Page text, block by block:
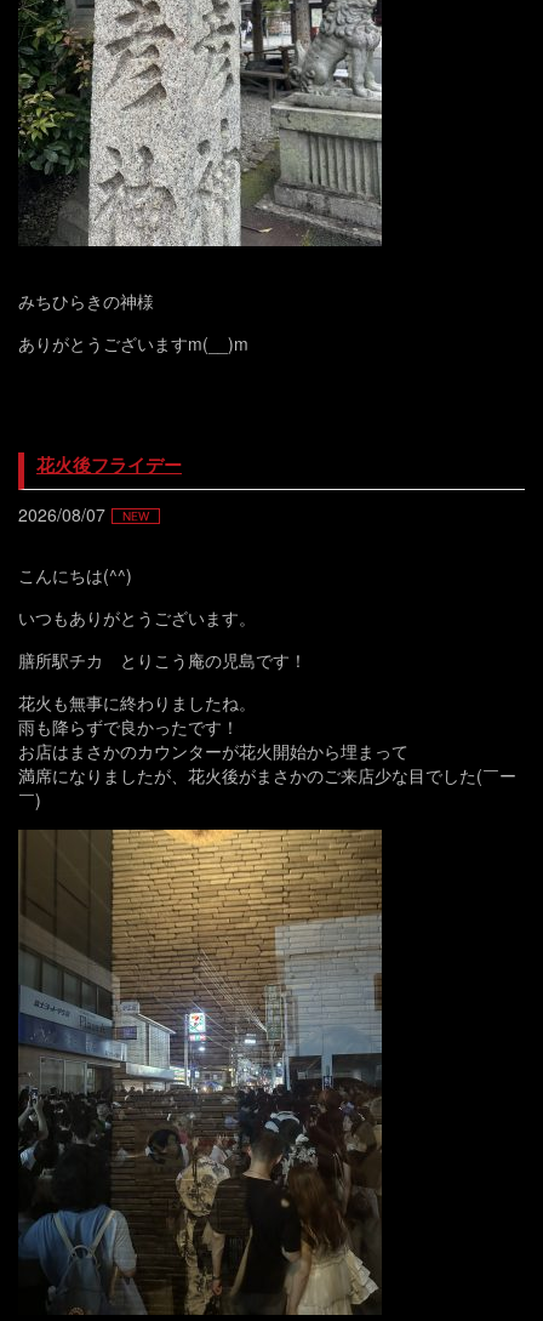
みちひらきの神様
ありがとうございますm(__)m
花火後フライデー
2026/08/07
こんにちは(^^)
いつもありがとうございます。
膳所駅チカ とりこう庵の児島です！
花火も無事に終わりましたね。
雨も降らずで良かったです！
お店はまさかのカウンターが花火開始から埋まって
満席になりましたが、花火後がまさかのご来店少な目でした(￣ー
￣)